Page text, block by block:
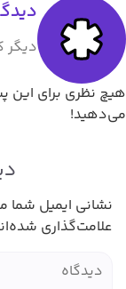
دیدگاه کاربران
دیگر کاربران چه
این پست وجود
شما منتشر
شده‌اند*